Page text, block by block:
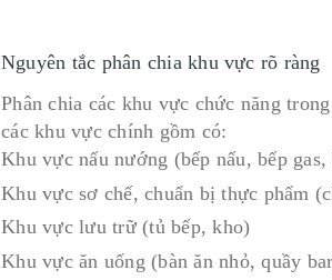
Nguyên tắc phân chia khu vực rõ ràng
Phân chia các khu vực chức năng
các khu vực chính gồm có:
Khu vực nấu nướng (bếp nấu, bếp gas,
Khu vực sơ chế, chuẩn bị thực phẩm
Khu vực lưu trữ (tủ bếp, kho)
Khu vực ăn uống (bàn ăn nhỏ, quầy